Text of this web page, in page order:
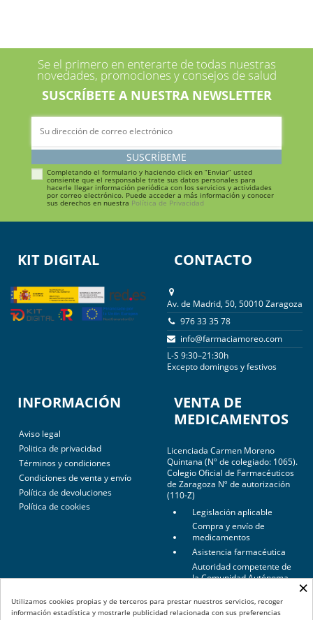
Se el primero en enterarte de todas nuestras
novedades, promociones y consejos de salud
SUSCRÍBETE A NUESTRA NEWSLETTER
SUSCRÍBEME
Completando el formulario y haciendo click en “Enviar” usted
consiente que el responsable trate sus datos personales para
hacerle llegar información periódica con los servicios y actividades
por correo electrónico. Puede acceder a más información y conocer
sus derechos en nuestra Política de Privacidad
KIT DIGITAL CONTACTO
Av. de Madrid, 50, 50010 Zaragoza
976 33 35 78
info@farmaciamoreo.com
L-S 9:30–21:30h
Excepto domingos y festivos
INFORMACIÓN
Aviso legal
Politica de privacidad
Términos y condiciones
Condiciones de venta y envío
Política de devoluciones
Política de cookies
VENTA DE
MEDICAMENTOS
Licenciada Carmen Moreno
Quintana (Nº de colegiado: 1065).
Colegio Oficial de Farmacéuticos
de Zaragoza Nº de autorización
(110-Z)
Legislación aplicable
Compra y envío de
medicamentos
Asistencia farmacéutica
Autoridad competente de
la Comunidad Autónoma
Autoridades competentes
×
Utilizamos cookies propias y de terceros para prestar nuestros servicios, recoger
información estadística y mostrarle publicidad relacionada con sus preferencias